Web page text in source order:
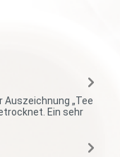
Auszeichnung „Tee
Ein sehr